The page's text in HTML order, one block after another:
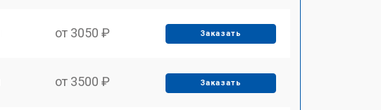
от 3050 ₽ Заказать
от 3500 ₽ Заказать